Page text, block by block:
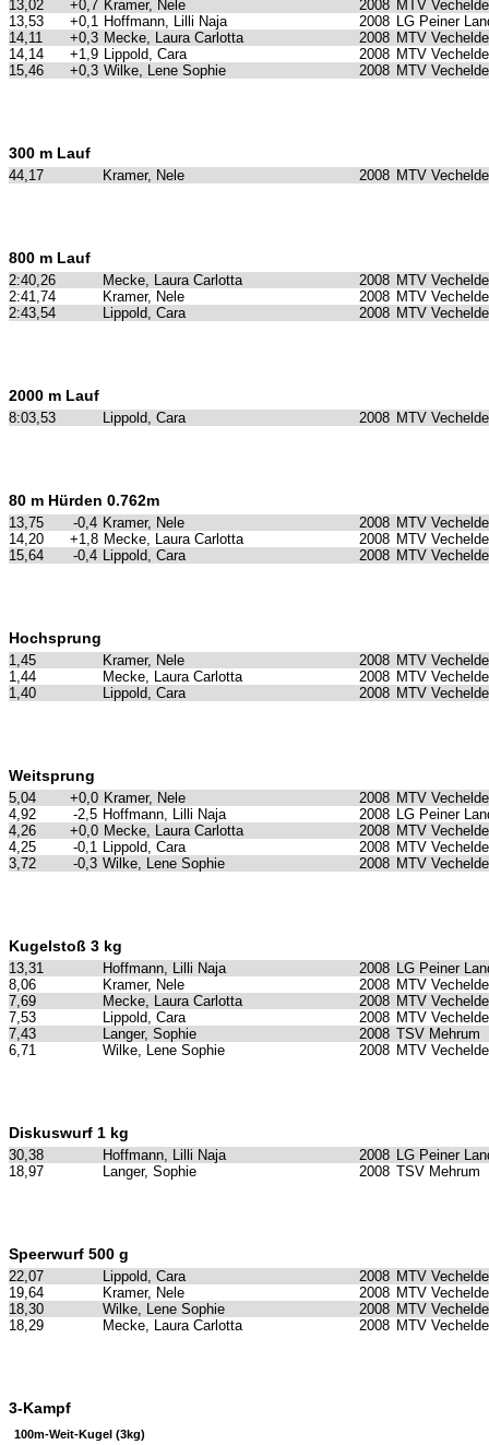
13,02 +0,7 Kramer, Nele 2008 MTV Vechelde
13,53
+0,1 Hoffmann, Lilli Naja 2008 LG Peiner
14,11
+0,3 Mecke, Laura Carlotta 2008 MTV Vechelde
14,14
+1,9 Lippold, Cara 2008 MTV Vechelde
15,46
+0,3 Wilke, Lene Sophie 2008 MTV Vechelde
300 m Lauf
44,17 Kramer, Nele 2008 MTV Vechelde
800 m Lauf
2:40,26 Mecke, Laura Carlotta 2008 MTV Vechelde
2:41,74
Kramer, Nele 2008 MTV Vechelde
2:43,54
Lippold, Cara 2008 MTV Vechelde
2000 m Lauf
8:03,53 Lippold, Cara 2008 MTV Vechelde
80 m Hürden 0.762m
13,75 -0,4 Kramer, Nele 2008 MTV Vechelde
14,20
+1,8 Mecke, Laura Carlotta 2008 MTV Vechelde
15,64
-0,4 Lippold, Cara 2008 MTV Vechelde
Hochsprung
1,45 Kramer, Nele 2008 MTV Vechelde
1,44
Mecke, Laura Carlotta 2008 MTV Vechelde
1,40
Lippold, Cara 2008 MTV Vechelde
Weitsprung
5,04 +0,0 Kramer, Nele 2008 MTV Vechelde
4,92
-2,5 Hoffmann, Lilli Naja 2008 LG Peiner
4,26
+0,0 Mecke, Laura Carlotta 2008 MTV Vechelde
4,25
-0,1 Lippold, Cara 2008 MTV Vechelde
3,72
-0,3 Wilke, Lene Sophie 2008 MTV Vechelde
Kugelstoß 3 kg
13,31 Hoffmann, Lilli Naja 2008 LG Peiner
8,06
Kramer, Nele 2008 MTV Vechelde
7,69
Mecke, Laura Carlotta 2008 MTV Vechelde
7,53
Lippold, Cara 2008 MTV Vechelde
7,43
Langer, Sophie 2008 TSV Mehrum
6,71
Wilke, Lene Sophie 2008 MTV Vechelde
Diskuswurf 1 kg
30,38 Hoffmann, Lilli Naja 2008 LG Peiner
18,97
Langer, Sophie 2008 TSV Mehrum
Speerwurf 500 g
22,07 Lippold, Cara 2008 MTV Vechelde
19,64
Kramer, Nele 2008 MTV Vechelde
18,30
Wilke, Lene Sophie 2008 MTV Vechelde
18,29
Mecke, Laura Carlotta 2008 MTV Vechelde
3-Kampf
100m-Weit-Kugel (3kg)